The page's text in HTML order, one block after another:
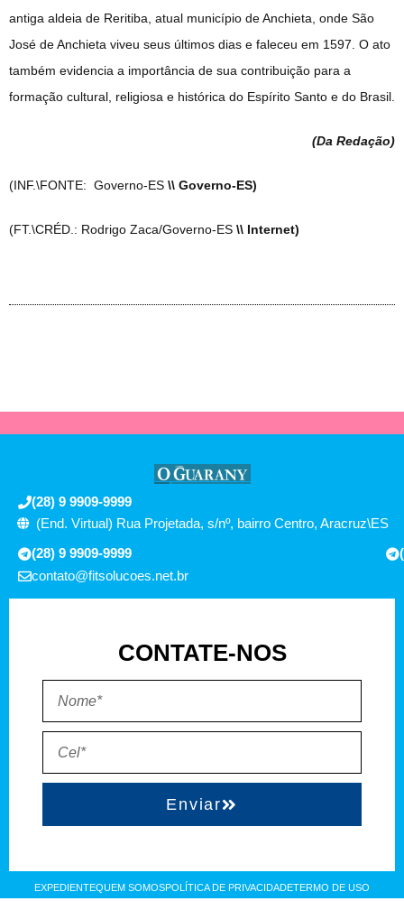
antiga aldeia de Reritiba, atual município de Anchieta, onde São
José de Anchieta viveu seus últimos dias e faleceu em 1597. O ato
também evidencia a importância de sua contribuição para a
formação cultural, religiosa e histórica do Espírito Santo e do Brasil.
(Da Redação)
(INF.\FONTE: Governo-ES \\ Governo-ES)
(FT.\CRÉD.: Rodrigo Zaca/Governo-ES \\ Internet)
(28) 9 9909-9999
(End. Virtual) Rua Projetada, s/nº, bairro Centro, Aracruz\ES
(28) 9 9909-9999
contato@fitsolucoes.net.br
CONTATE-NOS
Enviar
EXPEDIENTEQUEM SOMOSPOLÍTICA DE PRIVACIDADETERMO DE USO